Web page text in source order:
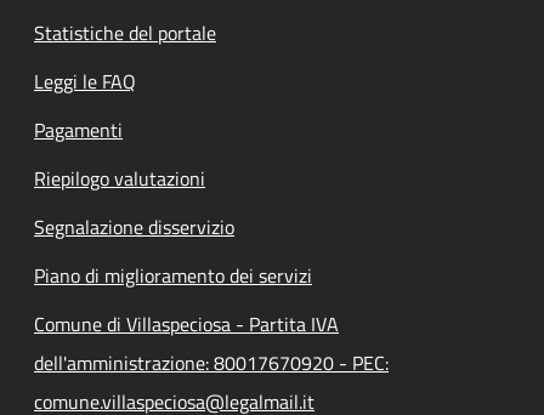
Statistiche del portale
Leggi le FAQ
Pagamenti
Riepilogo valutazioni
Segnalazione disservizio
Piano di miglioramento dei servizi
Comune di Villaspeciosa - Partita IVA
dell'amministrazione: 80017670920 - PEC:
comune.villaspeciosa@legalmail.it